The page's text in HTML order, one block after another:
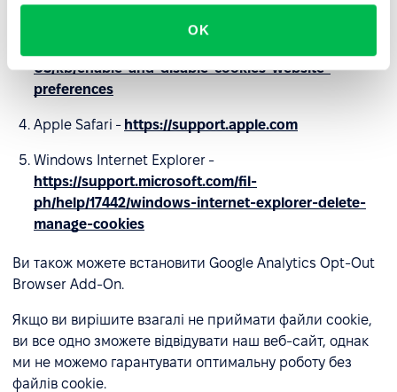
OK
US/kb/enable-and-disable-cookies-website-
preferences
Apple Safari - https://support.apple.com
Windows Internet Explorer -
https://support.microsoft.com/fil-
ph/help/17442/windows-internet-explorer-delete-
manage-cookies
Ви також можете встановити Google Analytics Opt-Out
Browser Add-On.
Якщо ви вирішите взагалі не приймати файли cookie,
ви все одно зможете відвідувати наш веб-сайт, однак
ми не можемо гарантувати оптимальну роботу без
файлів cookie.